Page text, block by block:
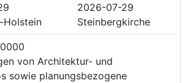
2026-07-29
Holstein
Steinbergkirche
von Architektur- und
sowie planungsbezogene